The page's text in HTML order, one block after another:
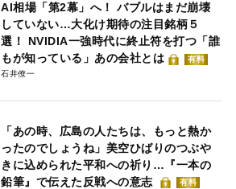
AI相場「第2幕」へ！ バブルはまだ崩壊
していない…大化け期待の注目銘柄５
選！ NVIDIA一強時代に終止符を打つ「誰
もが知っている」あの会社とは
有料
石井僚一
「あの時、広島の人たちは、もっと熱か
ったのでしょうね」美空ひばりのつぶや
きに込められた平和への祈り…『一本の
鉛筆』で伝えた反戦への意志
有料